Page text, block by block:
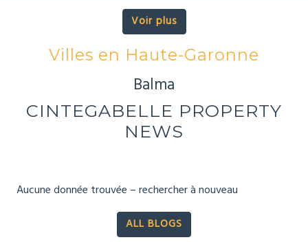
Voir plus
Villes en Haute-Garonne
Balma
CINTEGABELLE PROPERTY
NEWS
Aucune donnée trouvée – rechercher à nouveau
ALL BLOGS